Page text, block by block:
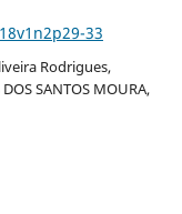
33
Rodrigues,
SANTOS MOURA,